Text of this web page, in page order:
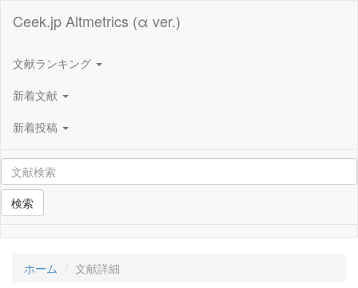
Ceek.jp Altmetrics (α ver.)
文献ランキング
新着文献
新着投稿
検索
ホーム 文献詳細